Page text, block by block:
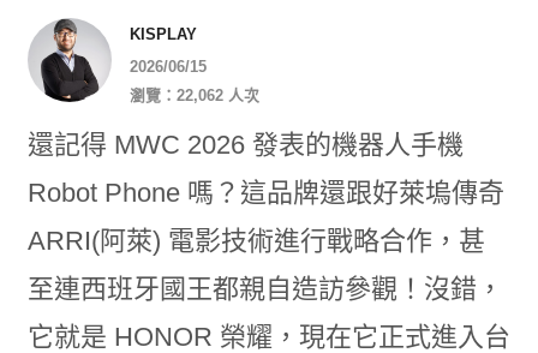
KISPLAY
2026/06/15
瀏覽：22,062 人次
還記得 MWC 2026 發表的機器人手機
Robot Phone 嗎？這品牌還跟好萊塢傳奇
ARRI(阿萊) 電影技術進行戰略合作，甚
至連西班牙國王都親自造訪參觀！沒錯，
它就是 HONOR 榮耀，現在它正式進入台